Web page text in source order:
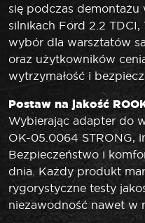
się podczas
silnikach Ford 2.2 TDCI,
wybór dla warsztatów
oraz użytkowników
wytrzymałość i
Postaw na jakość
Wybierając adapter do
OK-05.0064 STRONG,
Bezpieczeństwo i
dnia. Każdy produkt
rygorystyczne testy
niezawodność nawet w